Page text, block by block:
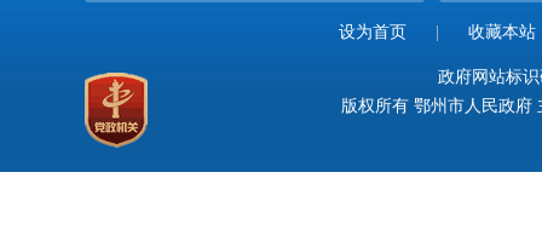
设为首页 收藏本站
政府网站标
版权所有 鄂州市人民政府